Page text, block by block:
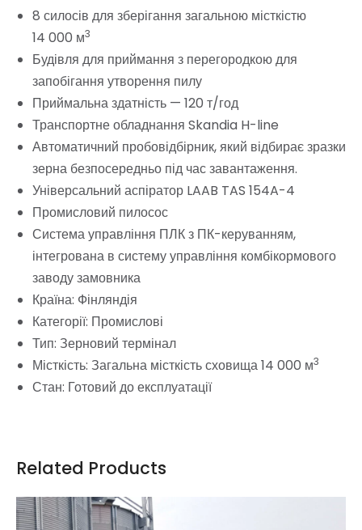
8 силосів для зберігання загальною місткістю
14 000 м3
Будівля для приймання з перегородкою для
запобігання утворення пилу
Приймальна здатність — 120 т/год
‏Транспортне обладнання Skandia H-line
Автоматичний пробовідбірник, який відбирає зразки
зерна безпосередньо під час завантаження.
Універсальний аспіратор LAAB TAS 154A-4
Промисловий пилосос
Система управління ПЛК з ПК-керуванням,
інтегрована в систему управління комбікормового
заводу замовника
Країна: Фінляндія
Категорії: Промислові
Тип: Зерновий термінал
Місткість: Загальна місткість сховища 14 000 м3
Стан: Готовий до експлуатації
Related Products